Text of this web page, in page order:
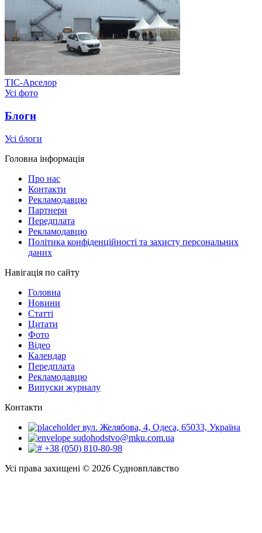
ТІС-Арселор
Усі фото
Блоги
Усі блоги
Головна інформація
Про нас
Контакти
Рекламодавцю
Партнери
Передплата
Рекламодавцю
Політика конфіденційності та захисту персональних
даних
Навігація по сайту
Головна
Новини
Статті
Цитати
Фото
Відео
Календар
Передплата
Рекламодавцю
Випуски журналу
Контакти
вул. Желябова, 4, Одеса, 65033, Україна
sudohodstvo@mku.com.ua
+38 (050) 810-80-98
Усі права захищені © 2026 Судновплавство